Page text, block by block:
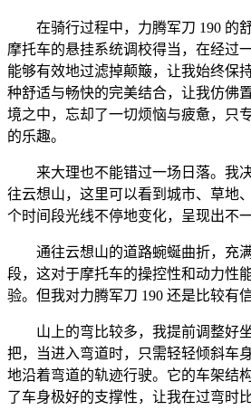
在骑行过程中，力腾军刀 190 的舒
摩托车的悬挂系统调校得当，在经过
能够有效地过滤掉颠簸，让我始终保
种舒适与畅快的完美结合，让我仿佛
境之中，忘却了一切烦恼与疲惫，只
的乐趣。
来大理也不能错过一场日落。我决
往云想山，这里可以看到城市、草地
个时间段光线不停地变化，呈现出不
通往云想山的道路蜿蜒曲折，充
段，这对于摩托车的操控性和动力性
验。但我对力腾军刀 190 还是比较有信
山上的弯比较多，我提前调整好坐
把，当进入弯道时，只需轻轻倾斜车
地沿着弯道的轨迹行驶。它的车架结
了车身极好的支撑性，让我在过弯时